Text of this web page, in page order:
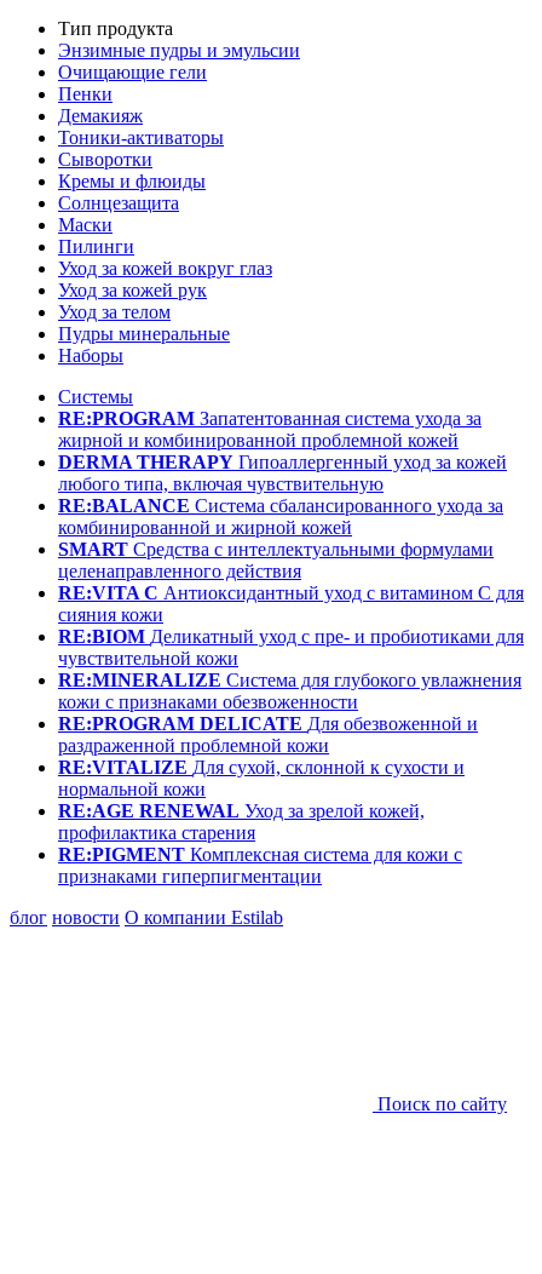
Тип продукта
Энзимные пудры и эмульсии
Очищающие гели
Пенки
Демакияж
Тоники-активаторы
Сыворотки
Кремы и флюиды
Солнцезащита
Маски
Пилинги
Уход за кожей вокруг глаз
Уход за кожей рук
Уход за телом
Пудры минеральные
Наборы
Системы
RE:PROGRAM Запатентованная система ухода за
жирной и комбинированной проблемной кожей
DERMA THERAPY Гипоаллергенный уход за кожей
любого типа, включая чувствительную
RE:BALANCE Система сбалансированного ухода за
комбинированной и жирной кожей
SMART Средства с интеллектуальными формулами
целенаправленного действия
RE:VITA C Антиоксидантный уход с витамином С для
сияния кожи
RE:BIOM Деликатный уход с пре- и пробиотиками для
чувствительной кожи
RE:MINERALIZE Система для глубокого увлажнения
кожи с признаками обезвоженности
RE:PROGRAM DELICATE Для обезвоженной и
раздраженной проблемной кожи
RE:VITALIZE Для сухой, склонной к сухости и
нормальной кожи
RE:AGE RENEWAL Уход за зрелой кожей,
профилактика старения
RE:PIGMENT Комплексная система для кожи с
признаками гиперпигментации
блог новости О компании Estilab
Поиск по сайту